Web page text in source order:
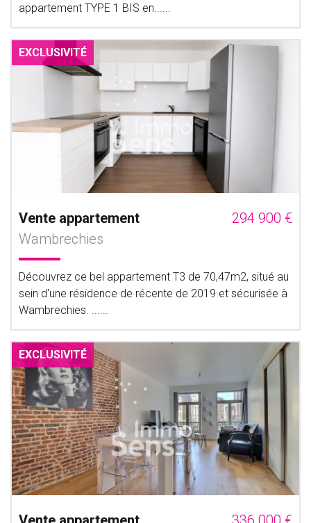
appartement TYPE 1 BIS en......
EXCLUSIVITÉ
Vente appartement
294 900 €
Wambrechies
Découvrez ce bel appartement T3 de 70,47m2, situé au
sein d'une résidence de récente de 2019 et sécurisée à
Wambrechies. ......
EXCLUSIVITÉ